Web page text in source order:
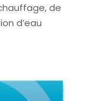
de
d’eau